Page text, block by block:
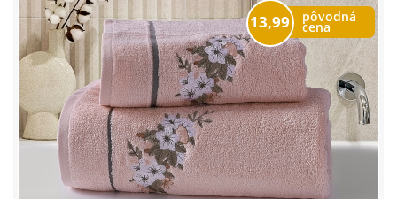
pôvodná
cena
13,99